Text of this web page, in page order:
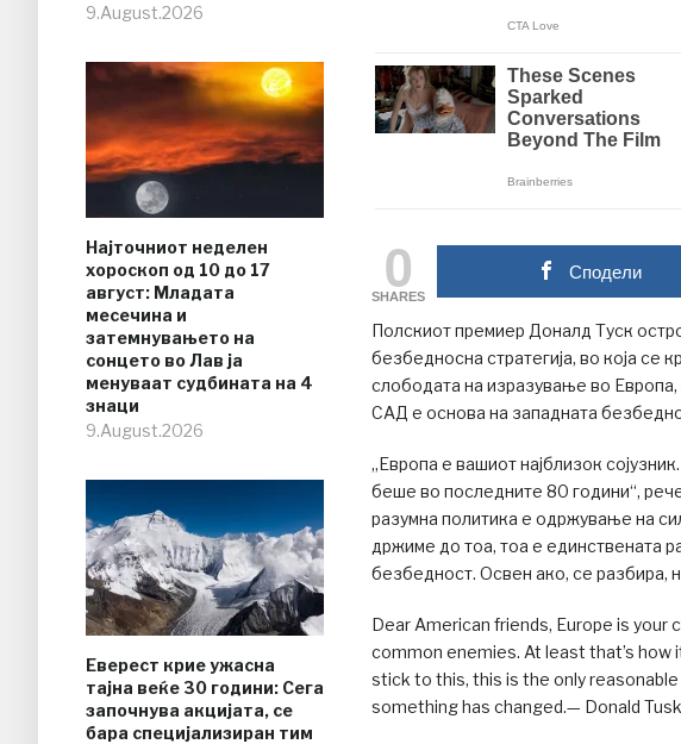
9.August.2026
Најточниот неделен
хороскоп од 10 до 17
август: Младата
месечина и
затемнувањето на
сонцето во Лав ја
менуваат судбината на 4
знаци
9.August.2026
Еверест крие ужасна
тајна веќе 30 години: Сега
започнува акцијата, се
бара специјализиран тим
0
SHARES
Сподели
Полскиот премиер Доналд Туск
безбедносна стратегија, во која се
слободата на изразување во Европа,
САД е основа на западната
„Европа е вашиот најблизок
беше во последните 80 години“,
разумна политика е одржување на
држиме до тоа, тоа е единствената
безбедност. Освен ако, се разбира,
Dear American friends, Europe is your
common enemies. At least that’s how
stick to this, this is the only
something has changed.— Donald